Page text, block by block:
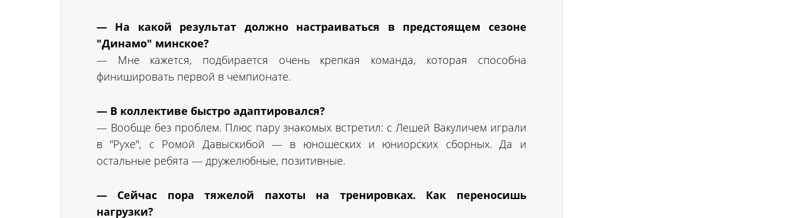
— На какой результат должно настраиваться в предстоящем сезоне
"Динамо" минское?
— Мне кажется, подбирается очень крепкая команда, которая способна
финишировать первой в чемпионате.
— В коллективе быстро адаптировался?
— Вообще без проблем. Плюс пару знакомых встретил: с Лешей Вакуличем играли
в "Рухе", с Ромой Давыскибой — в юношеских и юниорских сборных. Да и
остальные ребята — дружелюбные, позитивные.
— Сейчас пора тяжелой пахоты на тренировках. Как переносишь
нагрузки?